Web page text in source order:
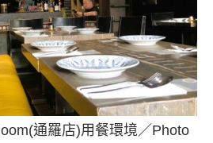
通羅店)用餐環境／Photo